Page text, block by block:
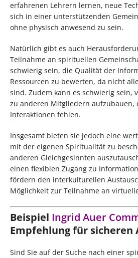
erfahrenen Lehrern lernen, neue
sich in einer unterstützenden
ohne physisch anwesend zu sein.
Natürlich gibt es auch
Teilnahme an spirituellen
schwierig sein, die Qualität der
Ressourcen zu bewerten, da nicht
sind. Zudem kann es schwierig sein,
zu anderen Mitgliedern aufzubauen,
Interaktionen fehlen.
Insgesamt bieten sie jedoch eine
mit der eigenen Spiritualität zu
anderen Gleichgesinnten
einen flexiblen Zugang zu
fördern den interkulturellen
Möglichkeit zur Teilnahme an
Beispiel Ingrid Auer
Empfehlung für sicheren
Sind Sie auf der Suche nach einer